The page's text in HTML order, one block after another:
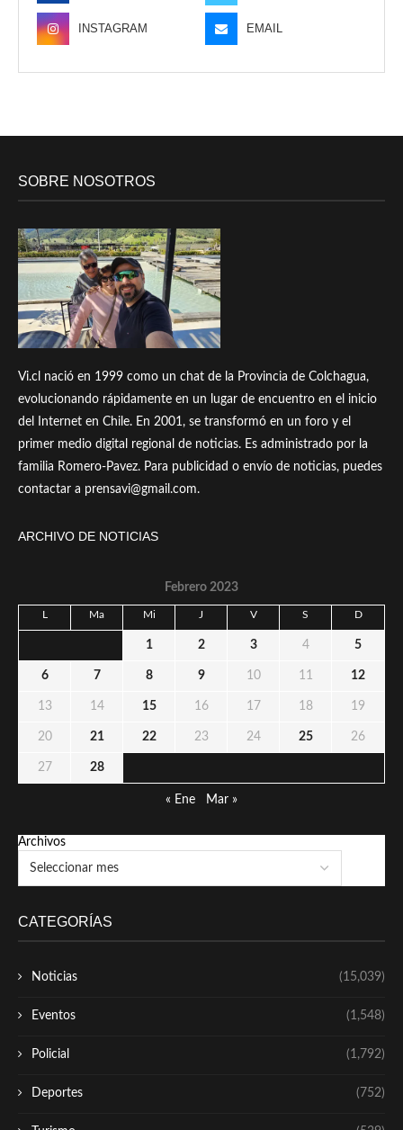
INSTAGRAM EMAIL
SOBRE NOSOTROS
Vi.cl nació en 1999 como un chat de la Provincia de Colchagua,
evolucionando rápidamente en un lugar de encuentro en el inicio
del Internet en Chile. En 2001, se transformó en un foro y el
primer medio digital regional de noticias. Es administrado por la
familia Romero-Pavez. Para publicidad o envío de noticias, puedes
contactar a prensavi@gmail.com.
ARCHIVO DE NOTICIAS
Febrero 2023
L Ma Mi J V S D
1 2 3 4 5
6 7 8 9 10 11 12
13 14 15 16 17 18 19
20 21 22 23 24 25 26
27 28
« Ene Mar »
Archivos
CATEGORÍAS
Noticias (15,039)
Eventos (1,548)
Policial (1,792)
Deportes (752)